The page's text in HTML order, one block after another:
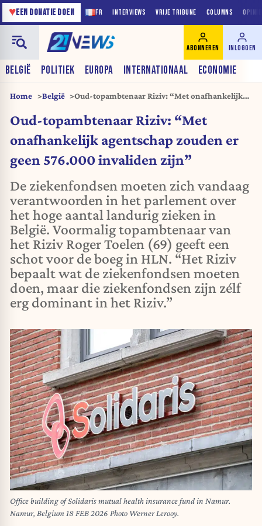
FR INTERVIEWS VRIJE TRIBUNE COLUMNS
♥EEN DONATIE DOEN
BELGIË POLITIEK EUROPA INTERNATIONAAL ECONOMIE
ABONNEREN INLOGGEN
Home België
Oud-topambtenaar Riziv: “Met onafhankelijk
zijn”
Oud-topambtenaar Riziv: “Met
onafhankelijk agentschap zouden er
geen 576.000 invaliden zijn”
De ziekenfondsen moeten zich vandaag
verantwoorden in het parlement over
het hoge aantal landurig zieken in
België. Voormalig topambtenaar van
het Riziv Roger Toelen (69) geeft een
schot voor de boeg in HLN. “Het Riziv
bepaalt wat de ziekenfondsen moeten
doen, maar die ziekenfondsen zijn zélf
erg dominant in het Riziv.”
Office building of Solidaris mutual health insurance fund in Namur.
Namur, Belgium 18 FEB 2026 Photo Werner Lerooy.